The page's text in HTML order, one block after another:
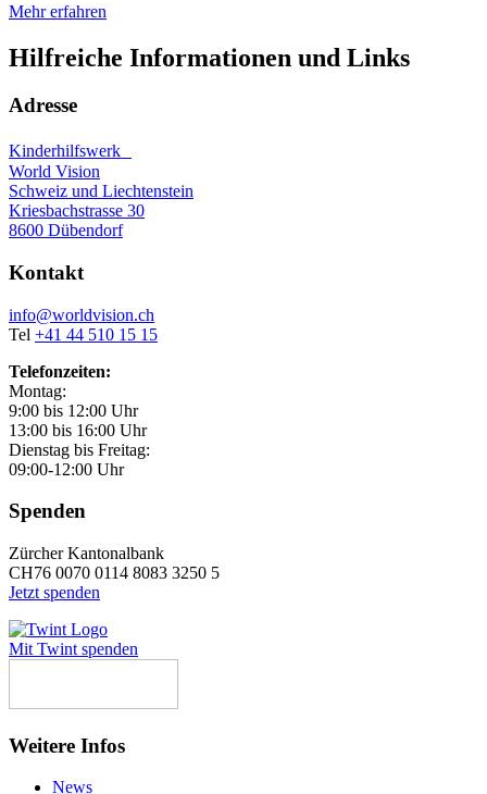
Mehr erfahren
Hilfreiche Informationen und Links
Adresse
Kinderhilfswerk
World Vision
Schweiz und Liechtenstein
Kriesbachstrasse 30
8600 Dübendorf
Kontakt
info@worldvision.ch
Tel +41 44 510 15 15
Telefonzeiten:
Montag:
9:00 bis 12:00 Uhr
13:00 bis 16:00 Uhr
Dienstag bis Freitag:
09:00-12:00 Uhr
Spenden
Zürcher Kantonalbank
CH76 0070 0114 8083 3250 5
Jetzt spenden
Mit Twint spenden
Weitere Infos
News